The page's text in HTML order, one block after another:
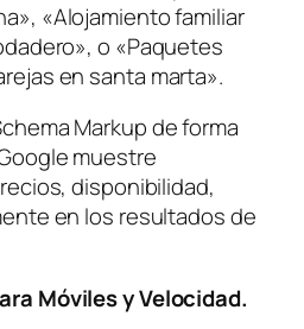
«Alojamiento familiar
o «Paquetes
en santa marta».
Markup de forma
muestre
disponibilidad,
en los resultados de
Móviles y Velocidad.